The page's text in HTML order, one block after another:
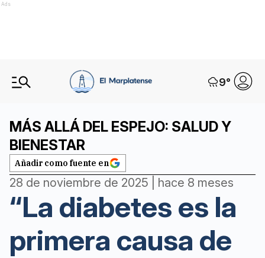
Ads
9°
MÁS ALLÁ DEL ESPEJO: SALUD Y
BIENESTAR
Añadir como fuente en
28 de noviembre de 2025 | hace 8 meses
“La diabetes es la
primera causa de